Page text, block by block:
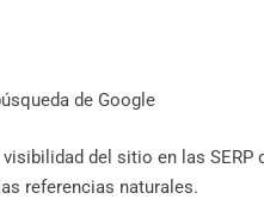
de Google
del sitio en las SERP
referencias naturales.